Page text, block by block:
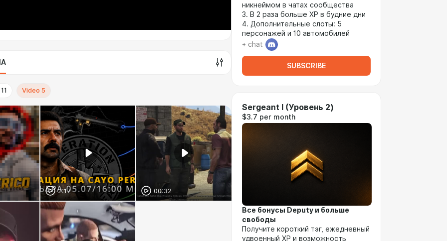
11 Video 5
2:17 00:32
никнеймом в чатах сообщества
3. В 2 раза больше XP в будние дни
4. Дополнительные слоты: 5
персонажей и 10 автомобилей
+ chat
SUBSCRIBE
Sergeant I (Уровень 2)
$3.7 per month
Все бонусы Deputy и больше
свободы
Получите короткий тэг, ежедневный
удвоенный XP и возможность